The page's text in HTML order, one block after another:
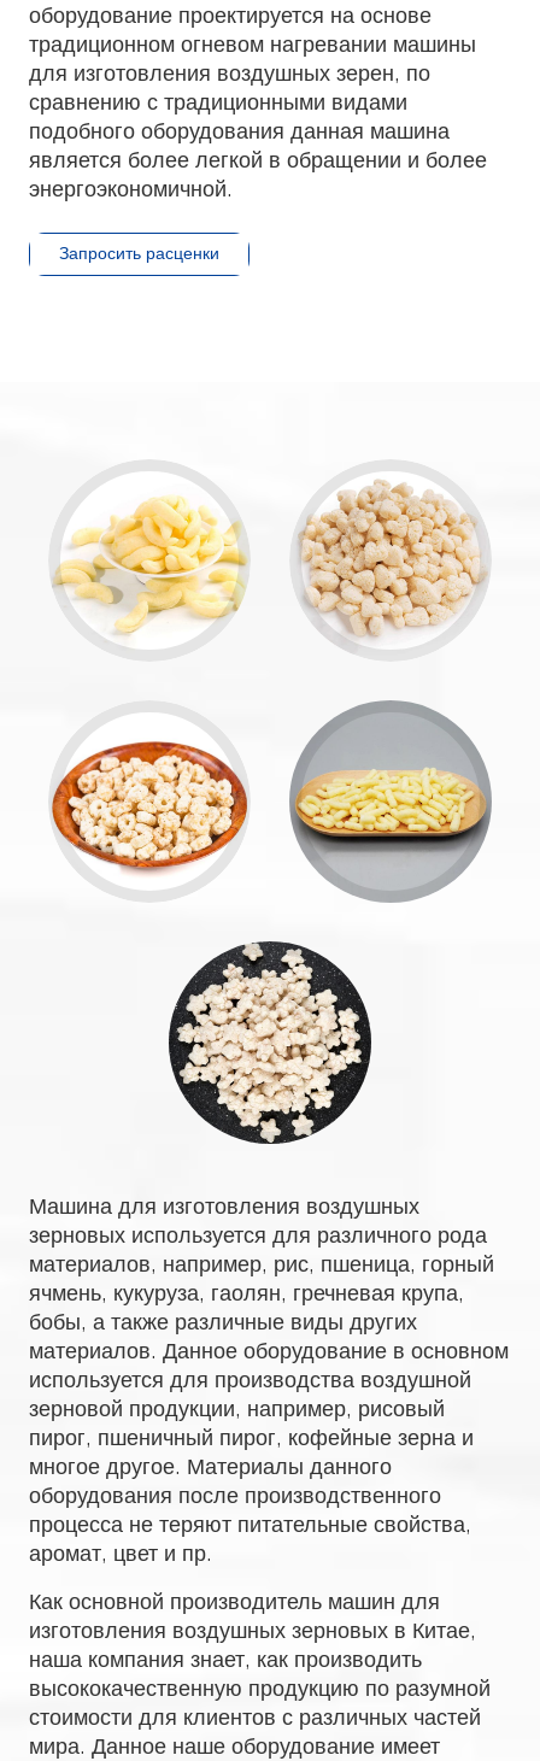
оборудование проектируется на основе
традиционном огневом нагревании машины
для изготовления воздушных зерен, по
сравнению с традиционными видами
подобного оборудования данная машина
является более легкой в обращении и более
энергоэкономичной.
Запросить расценки
Машина для изготовления воздушных
зерновых используется для различного рода
материалов, например, рис, пшеница, горный
ячмень, кукуруза, гаолян, гречневая крупа,
бобы, а также различные виды других
материалов. Данное оборудование в основном
используется для производства воздушной
зерновой продукции, например, рисовый
пирог, пшеничный пирог, кофейные зерна и
многое другое. Материалы данного
оборудования после производственного
процесса не теряют питательные свойства,
аромат, цвет и пр.
Как основной производитель машин для
изготовления воздушных зерновых в Китае,
наша компания знает, как производить
высококачественную продукцию по разумной
стоимости для клиентов с различных частей
мира. Данное наше оборудование имеет